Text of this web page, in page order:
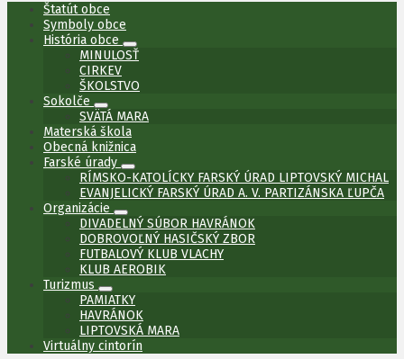
Štatút obce
Symboly obce
História obce
MINULOSŤ
CIRKEV
ŠKOLSTVO
Sokolče
SVÄTÁ MARA
Materská škola
Obecná knižnica
Farské úrady
RÍMSKO-KATOLÍCKY FARSKÝ ÚRAD LIPTOVSKÝ MICHAL
EVANJELICKÝ FARSKÝ ÚRAD A. V. PARTIZÁNSKA ĽUPČA
Organizácie
DIVADELNÝ SÚBOR HAVRÁNOK
DOBROVOĽNÝ HASIČSKÝ ZBOR
FUTBALOVÝ KLUB VLACHY
KLUB AEROBIK
Turizmus
PAMIATKY
HAVRÁNOK
LIPTOVSKÁ MARA
Virtuálny cintorín